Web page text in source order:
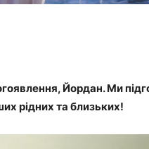
Йордан. Ми
рідних та близьких!